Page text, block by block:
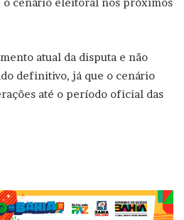
atual da disputa e não
definitivo, já que o cenário
até o período oficial das